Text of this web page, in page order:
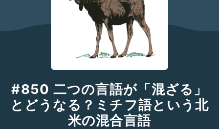
#850 二つの言語が「混ざる」
とどうなる？ミチフ語という北
米の混合言語